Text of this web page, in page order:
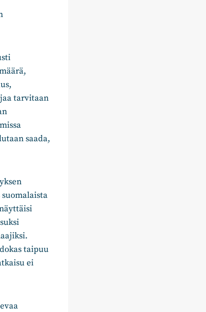
tarvitaan
saada,
taipuu
ei